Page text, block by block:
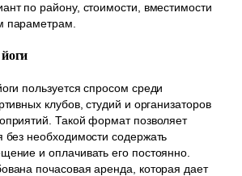
по району, стоимости, вместимости
параметрам.
пользуется спросом среди
клубов, студий и организаторов
Такой формат позволяет
без необходимости содержать
и оплачивать его постоянно.
почасовая аренда, которая дает